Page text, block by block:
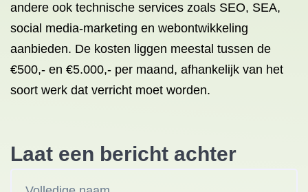
andere ook technische services zoals SEO, SEA,
social media-marketing en webontwikkeling
aanbieden. De kosten liggen meestal tussen de
€500,- en €5.000,- per maand, afhankelijk van het
soort werk dat verricht moet worden.
Laat een bericht achter